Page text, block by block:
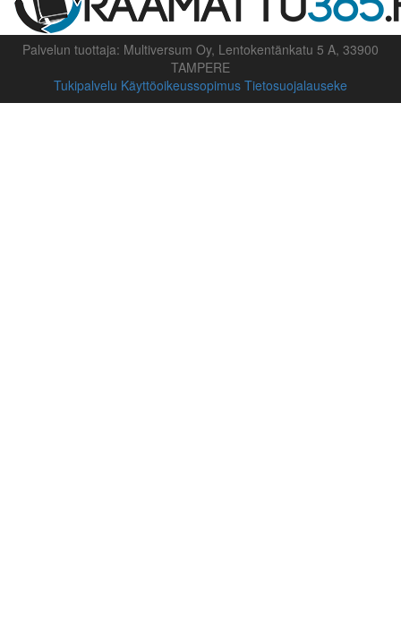
Palvelun tuottaja: Multiversum Oy, Lentokentänkatu 5 A, 33900
TAMPERE
Tukipalvelu Käyttöoikeussopimus Tietosuojalauseke